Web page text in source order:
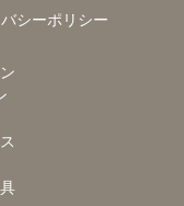
シーポリシー